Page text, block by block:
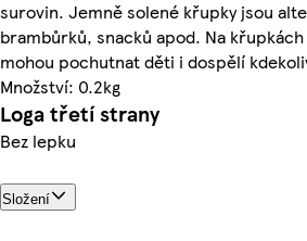
surovin. Jemně solené křupky jsou
brambůrků, snacků apod. Na křupkách
mohou pochutnat děti i dospělí
Množství: 0.2kg
Loga třetí strany
Bez lepku
Složení